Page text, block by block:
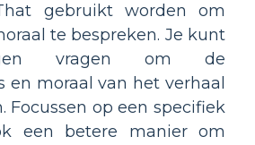
gebruikt worden om
te bespreken. Je kunt
vragen om de
en moraal van het verhaal
Focussen op een specifiek
een betere manier om